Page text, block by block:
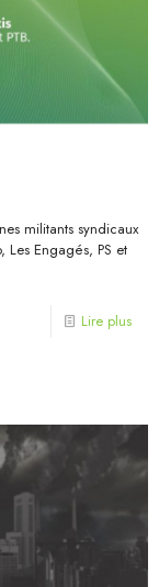
militants syndicaux
Les Engagés, PS et
Lire plus